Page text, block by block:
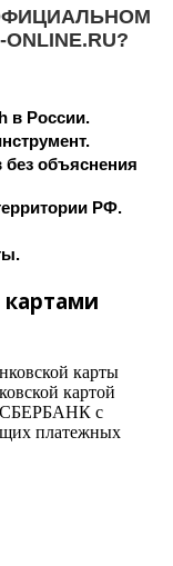
в России.
без объяснения
РФ.
карты
картой
СБЕРБАНК с
платежных